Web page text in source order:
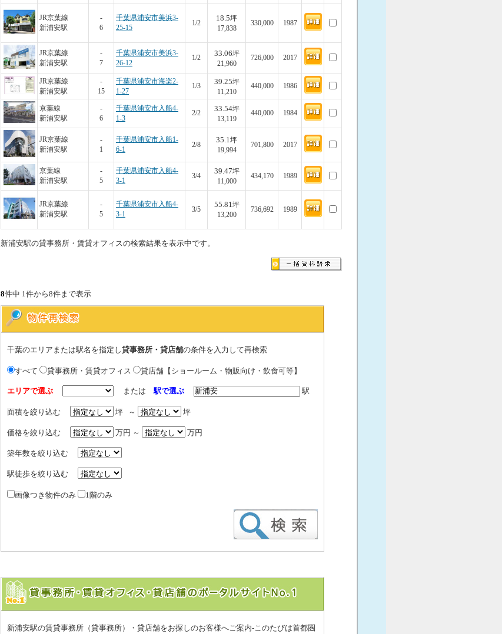
JR京葉線
新浦安駅
-
6
千葉県浦安市美浜3-
25-15
1/2
18.5坪
17,838
330,000 1987
JR京葉線
新浦安駅
-
7
千葉県浦安市美浜3-
26-12
1/2
33.06坪
21,960
726,000 2017
JR京葉線
新浦安駅
-
15
千葉県浦安市海楽2-
1-27
1/3
39.25坪
11,210
440,000 1986
京葉線
新浦安駅
-
6
千葉県浦安市入船4-
1-3
2/2
33.54坪
13,119
440,000 1984
JR京葉線
新浦安駅
-
1
千葉県浦安市入船1-
6-1
2/8
35.1坪
19,994
701,800 2017
京葉線
新浦安駅
-
5
千葉県浦安市入船4-
3-1
3/4
39.47坪
11,000
434,170 1989
JR京葉線
新浦安駅
-
5
千葉県浦安市入船4-
3-1
3/5
55.81坪
13,200
736,692 1989
新浦安駅の貸事務所・賃貸オフィスの検索結果を表示中です。
8件中 1件から8件まで表示
千葉のエリアまたは駅名を指定し貸事務所・貸店舗の条件を入力して再検索
すべて 貸事務所・賃貸オフィス 貸店舗【ショールーム・物販向け・飲食可等】
エリアで選ぶ または駅で選ぶ 駅
面積を絞り込む 坪 ～ 坪
価格を絞り込む 万円 ～ 万円
築年数を絞り込む
駅徒歩を絞り込む
画像つき物件のみ 1階のみ
新浦安駅の賃貸事務所（貸事務所）・貸店舗をお探しのお客様へご案内-このたびは首都圏